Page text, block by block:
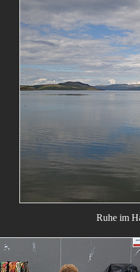
Ruhe im